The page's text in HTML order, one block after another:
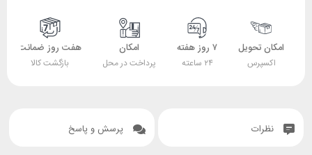
۷ روز هفته
۲۴ ساعته
امکان
پرداخت در محل
هفت روز ضمانت
بازگشت کالا
ضمانت
اصل بودن کالا
پرسش و پاسخ